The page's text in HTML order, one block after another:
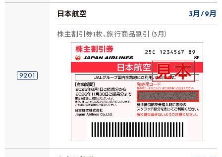
9201
日本航空 3月 9月
株主割引券1枚、旅行商品割引（3月）